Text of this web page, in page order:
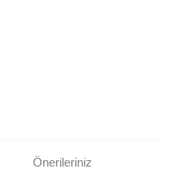
Önerileriniz